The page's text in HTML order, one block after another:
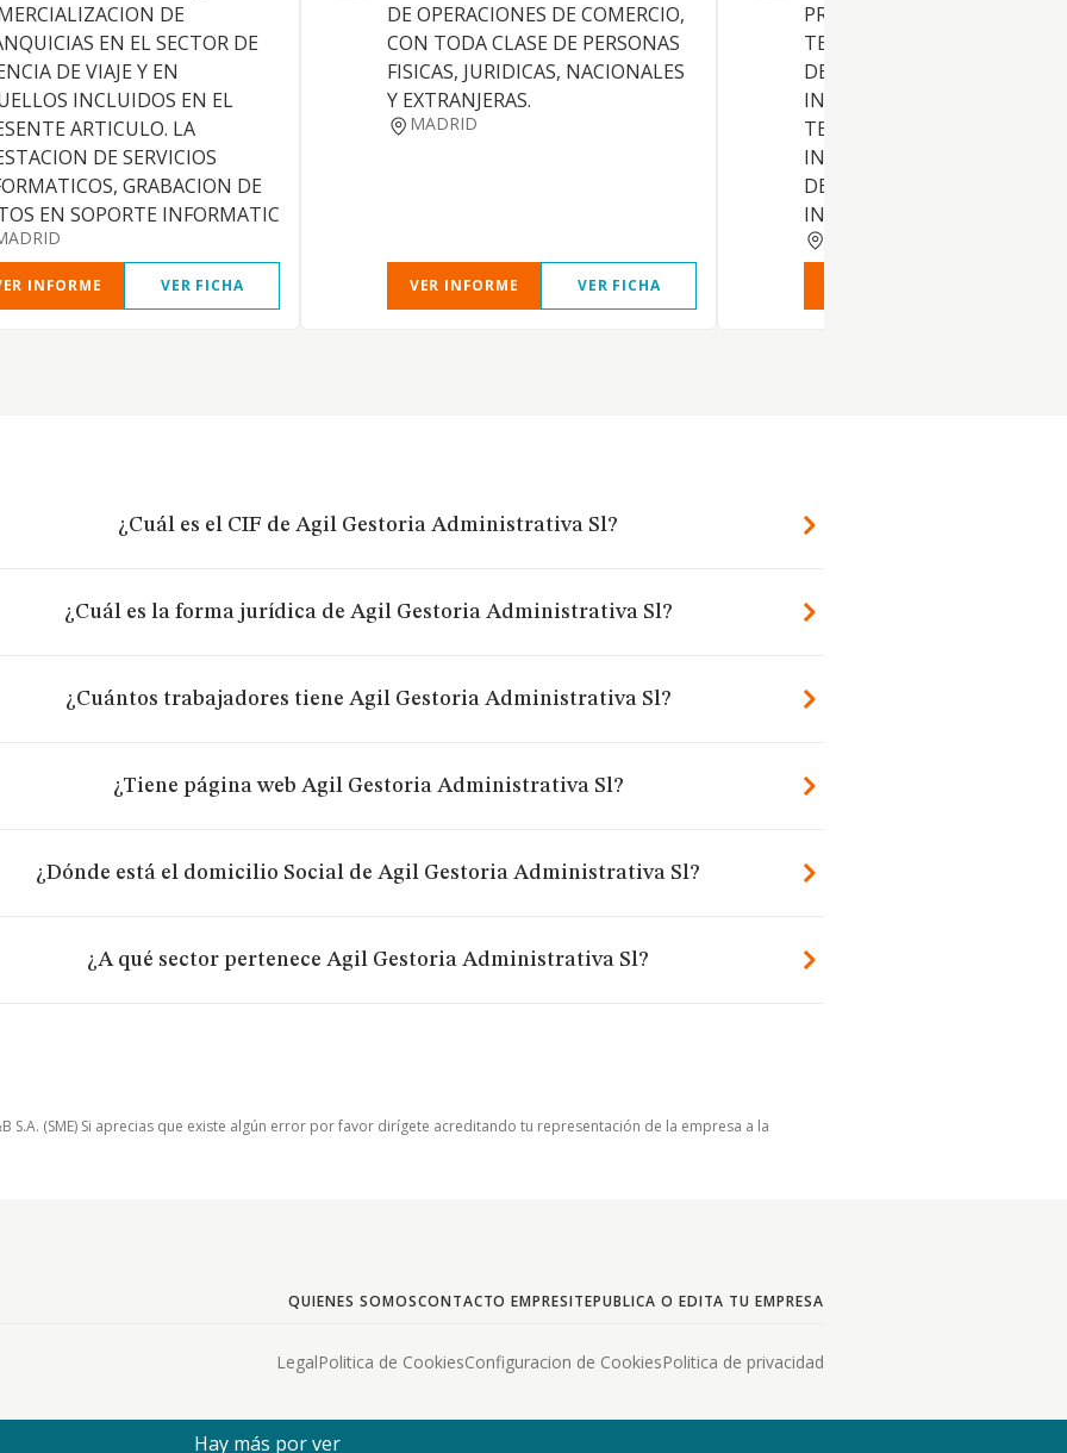
DE
EN EL SECTOR DE
DE VIAJE Y EN
INCLUIDOS EN EL
ARTICULO. LA
DE SERVICIOS
GRABACION DE
EN SOPORTE INFORMATIC
INFORME VER FICHA
DE OPERACIONES DE COMERCIO,
CON TODA CLASE DE PERSONAS
FISICAS, JURIDICAS, NACIONALES
Y EXTRANJERAS.
MADRID
VER INFORME VER FICHA
PROMOCION DE NUEVAS
TECNOLOGIAS EN LOS
DE CONSULTORIA DE
INFORMATICA, TELEMATICA,
TELECOMUNICACIONES E
INTERNET, ASIMISMO
DEDICARSE A LA DIFUSION,
INVERSIONES, ESTUDIOS,
¿Cuál es el CIF de Agil Gestoria Administrativa Sl?
¿Cuál es la forma jurídica de Agil Gestoria Administrativa Sl?
¿Cuántos trabajadores tiene Agil Gestoria Administrativa Sl?
¿Tiene página web Agil Gestoria Administrativa Sl?
¿Dónde está el domicilio Social de Agil Gestoria Administrativa Sl?
¿A qué sector pertenece Agil Gestoria Administrativa Sl?
(SME) Si aprecias que existe algún error por favor dirígete acreditando tu representación de la empresa a la
QUIENES SOMOSCONTACTO EMPRESITEPUBLICA O EDITA TU EMPRESA
LegalPolitica de CookiesConfiguracion de CookiesPolitica de privacidad
Hay más por ver